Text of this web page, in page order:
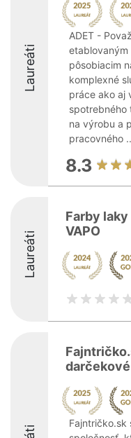
Laureáti
ADET -
pôsobiacim
komplexné
práce ako aj
spotrebného
na výrobu a
pracovného
8.3
Laureáti
Farby
VAPO
Fajntričko.sk